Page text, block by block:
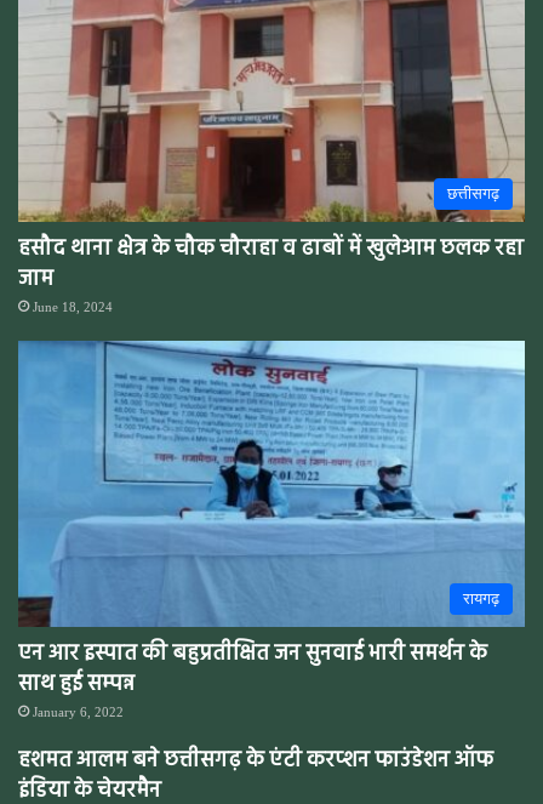
छत्तीसगढ़
हसौद थाना क्षेत्र के चौक चौराहा व ढाबों में खुलेआम छलक रहा
जाम
June 18, 2024
रायगढ़
एन आर इस्पात की बहुप्रतीक्षित जन सुनवाई भारी समर्थन के
साथ हुई सम्पन्न
January 6, 2022
हशमत आलम बने छत्तीसगढ़ के एंटी करप्शन फाउंडेशन ऑफ
इंडिया के चेयरमैन